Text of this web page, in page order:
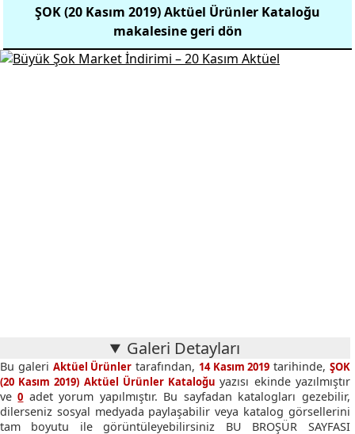
ŞOK (20 Kasım 2019) Aktüel Ürünler Kataloğu
makalesine geri dön
Galeri Detayları
Bu galeri Aktüel Ürünler tarafından, 14 Kasım 2019 tarihinde, ŞOK
(20 Kasım 2019) Aktüel Ürünler Kataloğuyazısı ekinde yazılmıştır
ve0 adet yorum yapılmıştır. Bu sayfadan katalogları gezebilir,
dilerseniz sosyal medyada paylaşabilir veya katalog görsellerini
tam boyutu ile görüntüleyebilirsiniz BU BROŞÜR SAYFASI